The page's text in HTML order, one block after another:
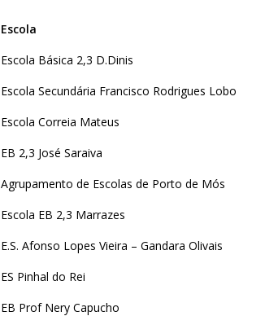
Escola
Escola Básica 2,3 D.Dinis
Escola Secundária Francisco Rodrigues Lobo
Escola Correia Mateus
EB 2,3 José Saraiva
Agrupamento de Escolas de Porto de Mós
Escola EB 2,3 Marrazes
E.S. Afonso Lopes Vieira – Gandara Olivais
ES Pinhal do Rei
EB Prof Nery Capucho